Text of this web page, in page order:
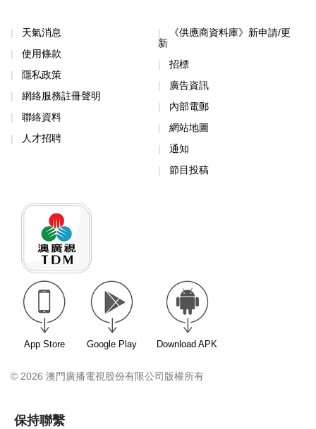
天氣消息
使用條款
隱私政策
網絡服務註冊聲明
聯絡資料
人才招聘
《供應商資料庫》新申請/更
新
招標
廣告資訊
內部電郵
網站地圖
通知
節目投稿
App Store Google Play Download APK
© 2026 澳門廣播電視股份有限公司版權所有
保持聯繫